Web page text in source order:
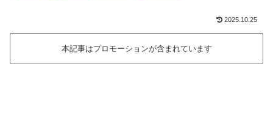
2025.10.25
本記事はプロモーションが含まれています